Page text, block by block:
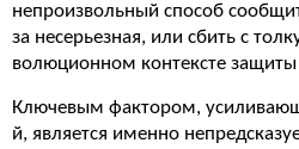
непроизвольный способ
за несерьезная, или сбить с
волюционном контексте
Ключевым фактором,
й, является именно